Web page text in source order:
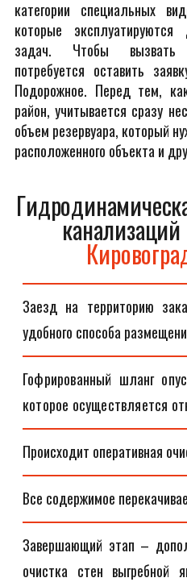
категории специальных
которые
задач. Чтобы вызвать
потребуется оставить
Подорожное. Перед тем,
район, учитывается сразу
объем резервуара, который
расположенного объекта и
канализаций
Заезд на территорию
удобного способа
Гофрированный шланг
которое осуществляется
Происходит оперативная
Все содержимое
Завершающий этап –
очистка стен